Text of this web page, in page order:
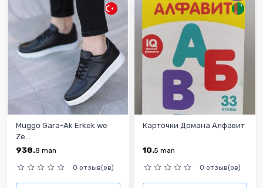
Muggo Gara-Ak Erkek we
Ze...
938.8 man
0 отзыв(ов)
Карточки Домана Алфавит
10.5 man
0 отзыв(ов)